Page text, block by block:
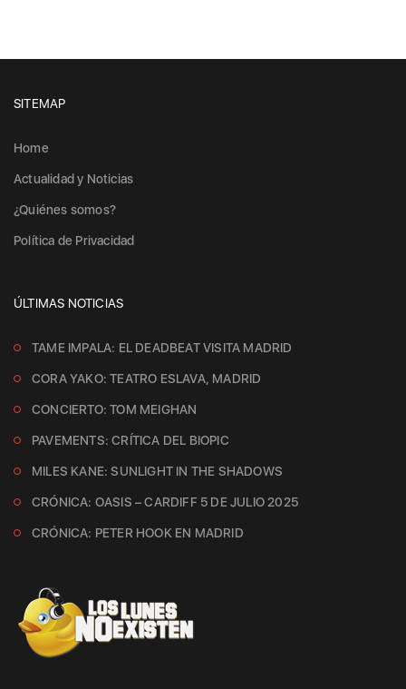
SITEMAP
Home
Actualidad y Noticias
¿Quiénes somos?
Política de Privacidad
ÚLTIMAS NOTICIAS
TAME IMPALA: EL DEADBEAT VISITA MADRID
CORA YAKO: TEATRO ESLAVA, MADRID
CONCIERTO: TOM MEIGHAN
PAVEMENTS: CRÍTICA DEL BIOPIC
MILES KANE: SUNLIGHT IN THE SHADOWS
CRÓNICA: OASIS – CARDIFF 5 DE JULIO 2025
CRÓNICA: PETER HOOK EN MADRID